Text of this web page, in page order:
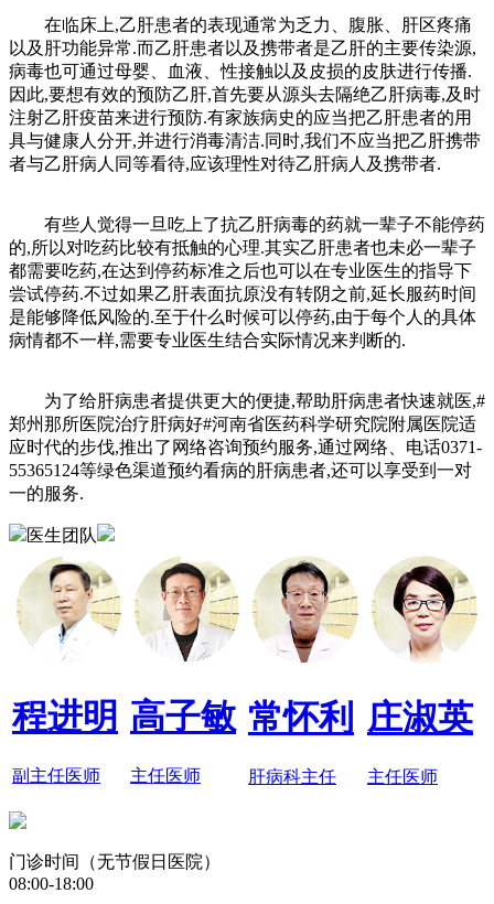
在临床上,乙肝患者的表现通常为乏力、腹胀、肝区疼痛
以及肝功能异常.而乙肝患者以及携带者是乙肝的主要传染源,
病毒也可通过母婴、血液、性接触以及皮损的皮肤进行传播.
因此,要想有效的预防乙肝,首先要从源头去隔绝乙肝病毒,及时
注射乙肝疫苗来进行预防.有家族病史的应当把乙肝患者的用
具与健康人分开,并进行消毒清洁.同时,我们不应当把乙肝携带
者与乙肝病人同等看待,应该理性对待乙肝病人及携带者.
有些人觉得一旦吃上了抗乙肝病毒的药就一辈子不能停药
的,所以对吃药比较有抵触的心理.其实乙肝患者也未必一辈子
都需要吃药,在达到停药标准之后也可以在专业医生的指导下
尝试停药.不过如果乙肝表面抗原没有转阴之前,延长服药时间
是能够降低风险的.至于什么时候可以停药,由于每个人的具体
病情都不一样,需要专业医生结合实际情况来判断的.
为了给肝病患者提供更大的便捷,帮助肝病患者快速就医,#
郑州那所医院治疗肝病好#河南省医药科学研究院附属医院适
应时代的步伐,推出了网络咨询预约服务,通过网络、电话0371-
55365124等绿色渠道预约看病的肝病患者,还可以享受到一对
一的服务.
医生团队
程进明
副主任医师
高子敏
主任医师
常怀利
肝病科主任
庄淑英
主任医师
门诊时间（无节假日医院）
08:00-18:00